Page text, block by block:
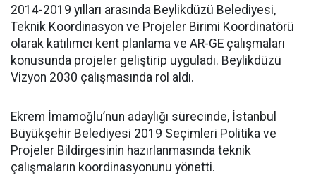
2014-2019 yılları arasında Beylikdüzü Belediyesi,
Teknik Koordinasyon ve Projeler Birimi Koordinatörü
olarak katılımcı kent planlama ve AR-GE çalışmaları
konusunda projeler geliştirip uyguladı. Beylikdüzü
Vizyon 2030 çalışmasında rol aldı.
Ekrem İmamoğlu’nun adaylığı sürecinde, İstanbul
Büyükşehir Belediyesi 2019 Seçimleri Politika ve
Projeler Bildirgesinin hazırlanmasında teknik
çalışmaların koordinasyonunu yönetti.